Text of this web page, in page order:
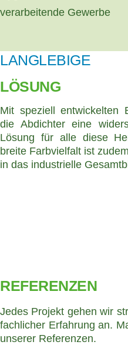
verarbeitende Gewerbe
LANGLEBIGE
LÖSUNG
Mit speziell entwickelten
die Abdichter eine
Lösung für alle diese
breite Farbvielfalt ist
in das industrielle
REFERENZEN
Jedes Projekt gehen wir
fachlicher Erfahrung an.
unserer Referenzen.